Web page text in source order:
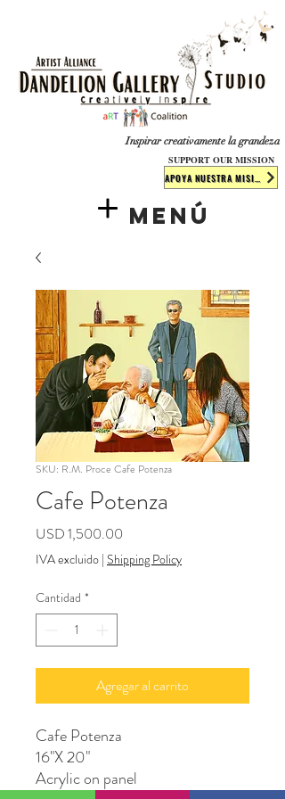
​​​Inspirar creativamente la grandeza
Menú
SUPPORT OUR MISSION
SKU: R.M. Proce Cafe Potenza
Cafe Potenza
USD 1,500.00
IVA excluido | Shipping Policy
Cantidad *
Agregar al carrito
Cafe Potenza
16"X 20"
Acrylic on panel